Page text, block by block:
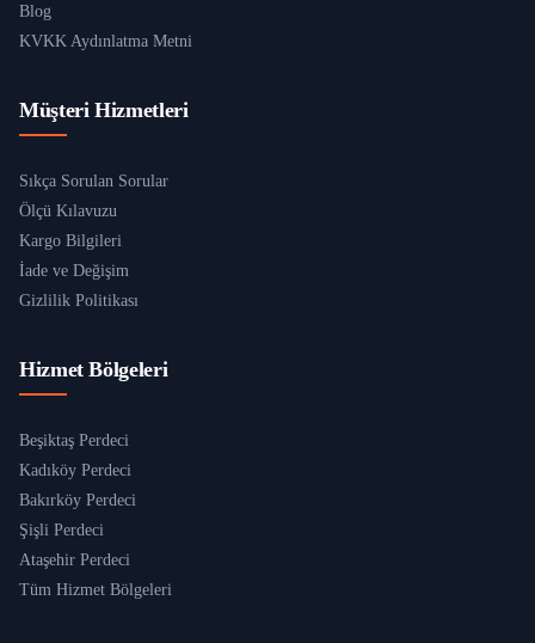
Blog
KVKK Aydınlatma Metni
Müşteri Hizmetleri
Sıkça Sorulan Sorular
Ölçü Kılavuzu
Kargo Bilgileri
İade ve Değişim
Gizlilik Politikası
Hizmet Bölgeleri
Beşiktaş Perdeci
Kadıköy Perdeci
Bakırköy Perdeci
Şişli Perdeci
Ataşehir Perdeci
Tüm Hizmet Bölgeleri